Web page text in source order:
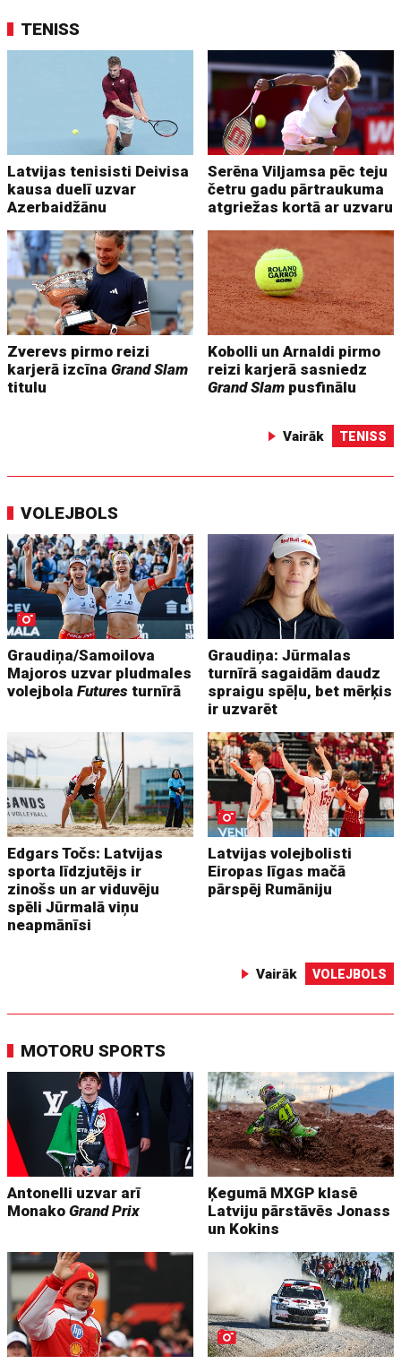
TENISS
Latvijas tenisisti Deivisa
kausa duelī uzvar
Azerbaidžānu
Serēna Viljamsa pēc teju
četru gadu pārtraukuma
atgriežas kortā ar uzvaru
Zverevs pirmo reizi
karjerā izcīnaGrand Slam
titulu
Kobolli un Arnaldi pirmo
reizi karjerā sasniedz
Grand Slam pusfinālu
Vairāk TENISS
VOLEJBOLS
Graudiņa/Samoilova
Majoros uzvar pludmales
volejbolaFutures turnīrā
Graudiņa: Jūrmalas
turnīrā sagaidām daudz
spraigu spēļu, bet mērķis
ir uzvarēt
Edgars Točs: Latvijas
sporta līdzjutējs ir
zinošs un ar viduvēju
spēli Jūrmalā viņu
neapmānīsi
Latvijas volejbolisti
Eiropas līgas mačā
pārspēj Rumāniju
Vairāk VOLEJBOLS
MOTORU SPORTS
Antonelli uzvar arī
MonakoGrand Prix
Ķegumā MXGP klasē
Latviju pārstāvēs Jonass
un Kokins